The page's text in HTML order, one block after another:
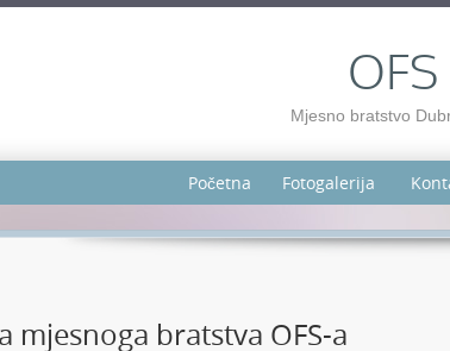
Mjesno bratstvo
Početna Fotogalerija
mjesnoga bratstva OFS-a